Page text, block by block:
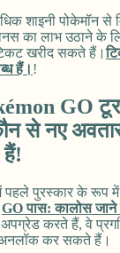
शाइनी पोकेमॉन से
का लाभ उठाने के
खरीद सकते हैं।
हैं। !
GO
से नए
पुरस्कार के रूप में
GO पास: कालोस
करते हैं, वे
अनलॉक कर सकते हैं।